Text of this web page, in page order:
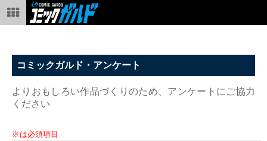
コミックガルド・アンケート
よりおもしろい作品づくりのため、アンケートにご協力
ください
※は必須項目